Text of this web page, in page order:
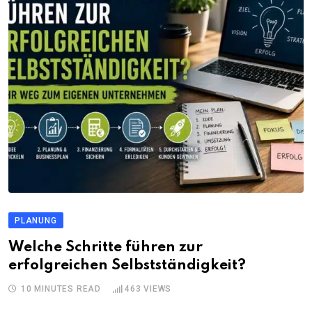
PLANUNG
Welche Schritte führen zur
erfolgreichen Selbstständigkeit?
10 MINUTES READ 463 VIEWS